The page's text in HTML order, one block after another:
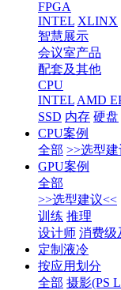
FPGA
INTEL XLINX
智慧展示
会议室产品
配套及其他
CPU
INTEL AMD
SSD 内存 硬盘
CPU案例
全部 >>选型
GPU案例
全部
>>选型建议<<
训练 推理
设计师 消费级
定制液冷
按应用划分
全部 摄影(PS